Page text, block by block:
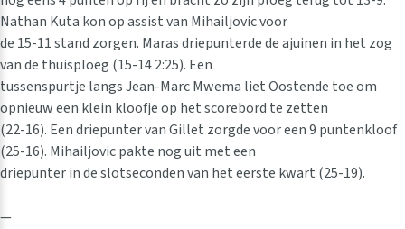
Nathan Kuta kon op assist van Mihailjovic voor
de 15-11 stand zorgen. Maras driepunterde de ajuinen in het zog
van de thuisploeg (15-14 2:25). Een
tussenspurtje langs Jean-Marc Mwema liet Oostende toe om
opnieuw een klein kloofje op het scorebord te zetten
(22-16). Een driepunter van Gillet zorgde voor een 9 puntenkloof
(25-16). Mihailjovic pakte nog uit met een
driepunter in de slotseconden van het eerste kwart (25-19).
—